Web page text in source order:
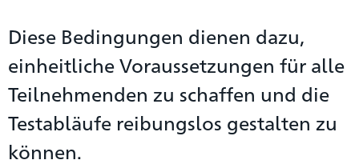
Diese Bedingungen dienen dazu,
einheitliche Voraussetzungen für alle
Teilnehmenden zu schaffen und die
Testabläufe reibungslos gestalten zu
können.